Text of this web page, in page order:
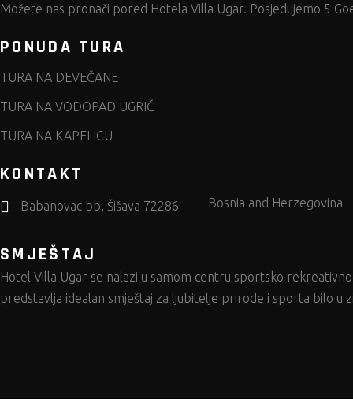
Možete nas pronači pored Hotela Villa Ugar. Posjedujemo 5
PONUDA TURA
TURA NA DEVEČANE
TURA NA VODOPAD UGRIĆ
TURA NA KAPELICU
KONTAKT
Babanovac bb, Šišava 72286 Bosnia and Herzegovina
SMJEŠTAJ
Hotel Villa Ugar se nalazi u samom centru sportsko
predstavlja idealan smještaj za ljubitelje prirode i sporta bilo u